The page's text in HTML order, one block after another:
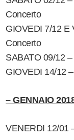
Concerto
GIOVEDI 7/12 E
Concerto
SABATO 09/12 –
GIOVEDI 14/12
– GENNAIO
VENERDI 12/01